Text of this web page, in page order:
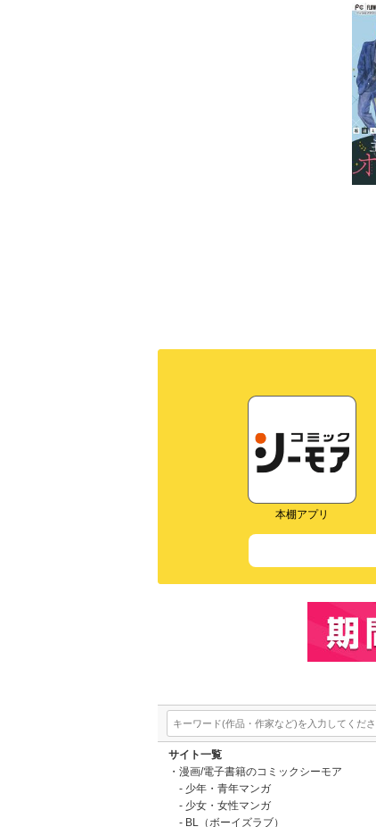
本棚アプリ
サイト一覧
漫画/電子書籍のコミックシーモア
少年・青年マンガ
少女・女性マンガ
BL（ボーイズラブ）